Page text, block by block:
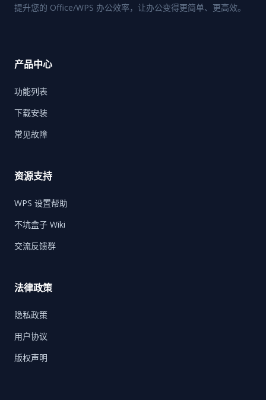
提升您的 Office/WPS 办公效率，让办公变得更简单、更高效。
产品中心
功能列表
下载安装
常见故障
资源支持
WPS 设置帮助
不坑盒子 Wiki
交流反馈群
法律政策
隐私政策
用户协议
版权声明